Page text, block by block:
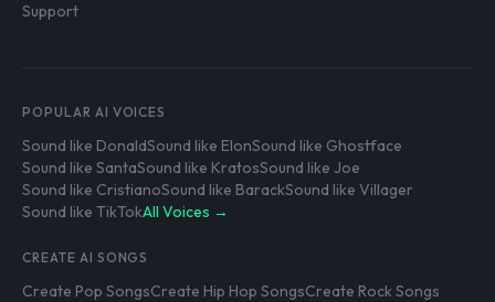
Support
POPULAR AI VOICES
Sound like DonaldSound like ElonSound like Ghostface
Sound like SantaSound like KratosSound like Joe
Sound like CristianoSound like BarackSound like Villager
Sound like TikTokAll Voices →
CREATE AI SONGS
Create Pop SongsCreate Hip Hop SongsCreate Rock Songs